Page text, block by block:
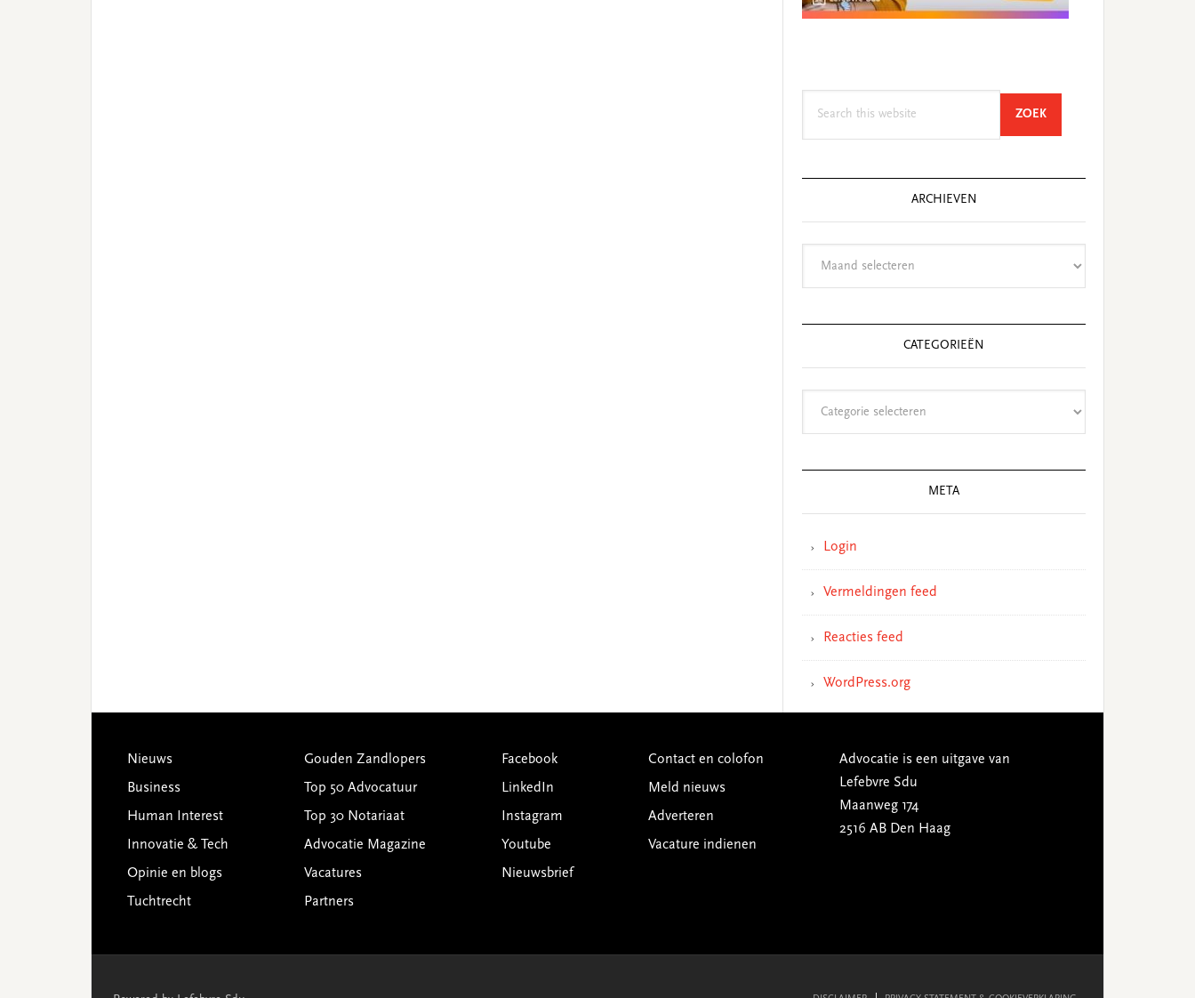
ZOEKSEARCH
ARCHIEVEN
CATEGORIEËN
META
Login
Vermeldingen feed
Reacties feed
WordPress.org
Footer
Nieuws
Business
Human Interest
Innovatie & Tech
Opinie en blogs
Tuchtrecht
Gouden Zandlopers
Top 50 Advocatuur
Top 30 Notariaat
Advocatie Magazine
Vacatures
Partners
Facebook
LinkedIn
Instagram
Youtube
Nieuwsbrief
Contact en colofon
Meld nieuws
Adverteren
Vacature indienen
Advocatie is een uitgave van
Lefebvre Sdu
Maanweg 174
2516 AB Den Haag